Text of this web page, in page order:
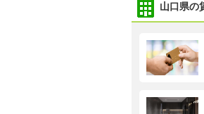
山口県の